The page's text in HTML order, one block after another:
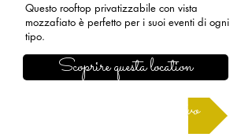
Questo rooftop privatizzabile con vista
mozzafiato è perfetto per i suoi eventi di ogni
tipo.
Scoprire questa location
Richiedere un preventivo